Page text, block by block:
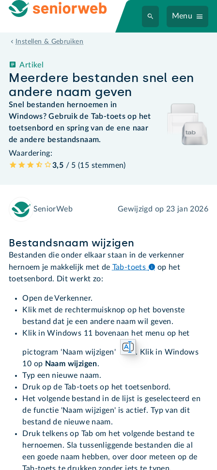
Menu
Instellen & Gebruiken
Meerdere bestanden snel een
andere naam geven
Artikel
Snel bestanden hernoemen in
Windows? Gebruik de Tab-toets op het
toetsenbord en spring van de ene naar
de andere bestandsnaam.
Waardering:
3,5 / 5 (15 stemmen)
SeniorWeb Gewijzigd op 23 jan 2026
Bestandsnaam wijzigen
Bestanden die onder elkaar staan in de verkenner
hernoem je makkelijk met de Tab-toets
op het
toetsenbord. Dit werkt zo:
Open de Verkenner.
Klik met de rechtermuisknop op het bovenste
bestand dat je een andere naam wil geven.
Klik in Windows 11 bovenaan het menu op het
pictogram 'Naam wijzigen'
. Klik in Windows
10 op Naam wijzigen.
Typ een nieuwe naam.
Druk op de Tab-toets op het toetsenbord.
Het volgende bestand in de lijst is geselecteerd en
de functie 'Naam wijzigen' is actief. Typ van dit
bestand de nieuwe naam.
Druk telkens op Tab om het volgende bestand te
hernoemen. Sla tussenliggende bestanden die al
een goede naam hebben, over door meteen op de